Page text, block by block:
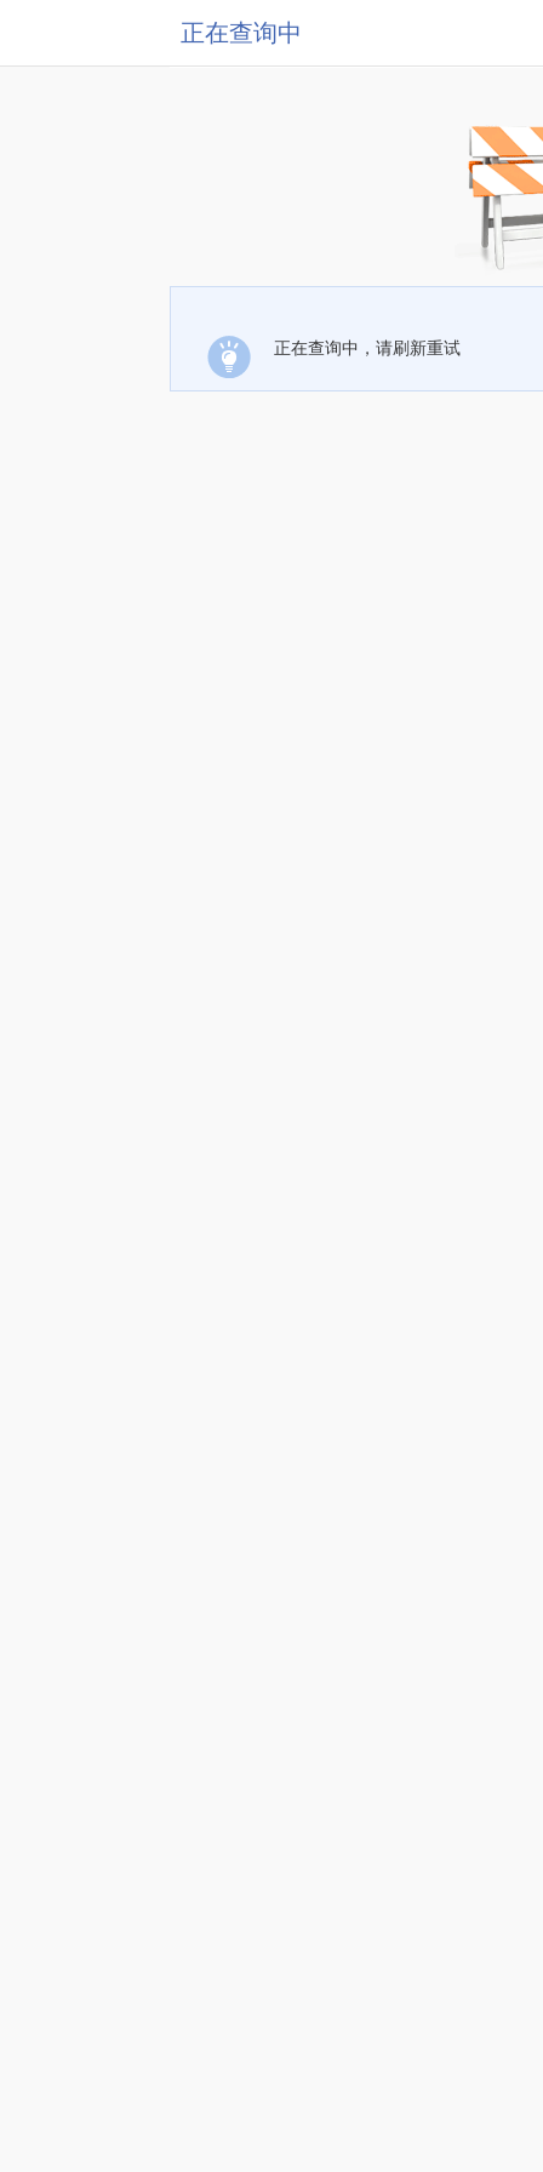
正在查询中
正在查询中，请刷新重试